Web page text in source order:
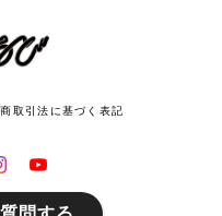
取引法に基づく表記